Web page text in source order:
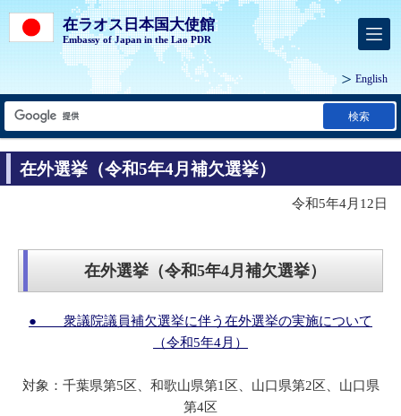
在ラオス日本国大使館
Embassy of Japan in the Lao PDR
English
検索
在外選挙（令和5年4月補欠選挙）
令和5年4月12日
在外選挙（令和5年4月補欠選挙）
● 衆議院議員補欠選挙に伴う在外選挙の実施について
（令和5年4月）
対象：千葉県第5区、和歌山県第1区、山口県第2区、山口県
第4区